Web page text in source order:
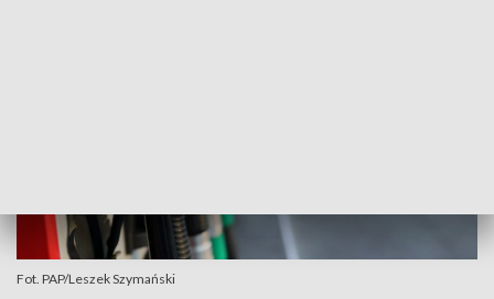
Fot. PAP/Leszek Szymański